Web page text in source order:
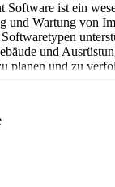
Software ist ein
und Wartung von
und
planen und zu
zu optimieren.
darunter
Management
die
komfortable